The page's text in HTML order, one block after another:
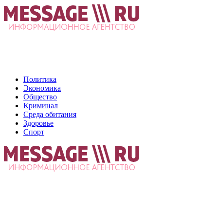
Политика
Экономика
Общество
Криминал
Среда обитания
Здоровье
Спорт